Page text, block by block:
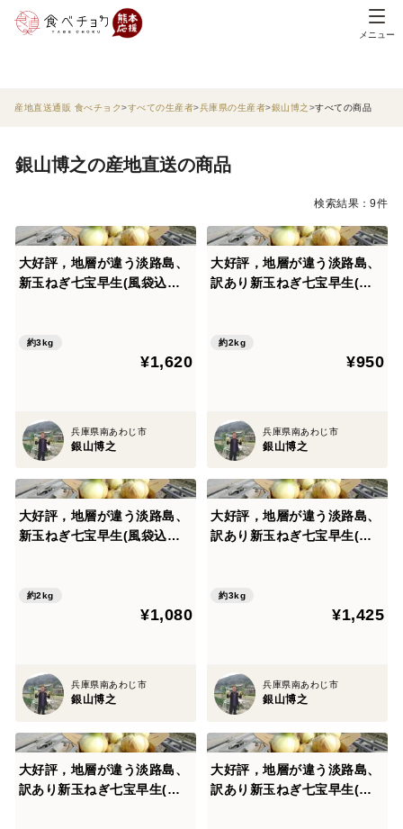
メニュー
産地直送通販 食べチョク すべての生産者 兵庫県の生産者 銀山博之 すべての商品
銀山博之の産地直送の商品
検索結果：9件
大好評，地層が違う淡路島、
新玉ねぎ七宝早生(風袋込み3
約3kg
¥1,620
兵庫県南あわじ市
銀山博之
大好評，地層が違う淡路島、
訳あり新玉ねぎ七宝早生(風
約2kg
¥950
兵庫県南あわじ市
銀山博之
大好評，地層が違う淡路島、
新玉ねぎ七宝早生(風袋込み
約2kg
¥1,080
兵庫県南あわじ市
銀山博之
大好評，地層が違う淡路島、
訳あり新玉ねぎ七宝早生(風
約3kg
¥1,425
兵庫県南あわじ市
銀山博之
大好評，地層が違う淡路島、
訳あり新玉ねぎ七宝早生(風
大好評，地層が違う淡路島、
訳あり新玉ねぎ七宝早生(風